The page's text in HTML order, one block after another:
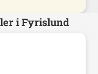
i Fyrislund